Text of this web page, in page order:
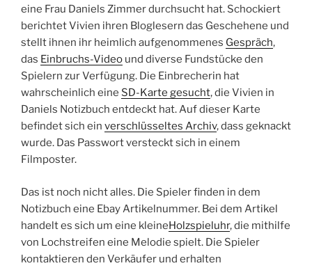
eine Frau Daniels Zimmer durchsucht hat. Schockiert
berichtet Vivien ihren Bloglesern das Geschehene und
stellt ihnen ihr heimlich aufgenommenes Gespräch,
das Einbruchs-Video und diverse Fundstücke den
Spielern zur Verfügung. Die Einbrecherin hat
wahrscheinlich eine SD-Karte gesucht, die Vivien in
Daniels Notizbuch entdeckt hat. Auf dieser Karte
befindet sich ein verschlüsseltes Archiv, dass geknackt
wurde. Das Passwort versteckt sich in einem
Filmposter.
Das ist noch nicht alles. Die Spieler finden in dem
Notizbuch eine Ebay Artikelnummer. Bei dem Artikel
handelt es sich um eine kleineHolzspieluhr, die mithilfe
von Lochstreifen eine Melodie spielt. Die Spieler
kontaktieren den Verkäufer und erhalten